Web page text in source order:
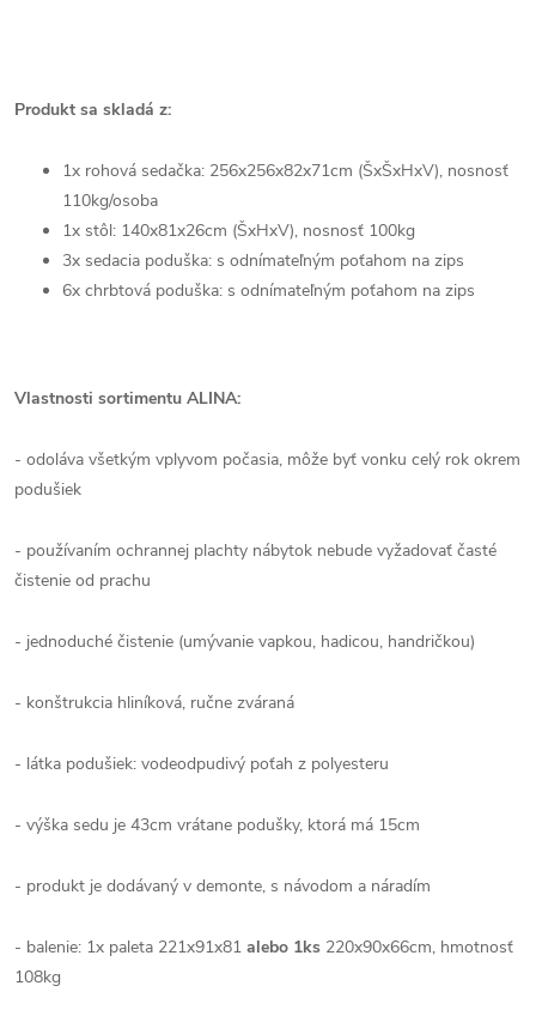
Produkt sa skladá z:
1x rohová sedačka: 256x256x82x71cm (ŠxŠxHxV), nosnosť
110kg/osoba
1x stôl: 140x81x26cm (ŠxHxV), nosnosť 100kg
3x sedacia poduška: s odnímateľným poťahom na zips
6x chrbtová poduška: s odnímateľným poťahom na zips
Vlastnosti sortimentu ALINA:
- odoláva všetkým vplyvom počasia, môže byť vonku celý rok okrem
podušiek
- používaním ochrannej plachty nábytok nebude vyžadovať časté
čistenie od prachu
- jednoduché čistenie (umývanie vapkou, hadicou, handričkou)
- konštrukcia hliníková, ručne zváraná
- látka podušiek: vodeodpudivý poťah z polyesteru
- výška sedu je 43cm vrátane podušky, ktorá má 15cm
- produkt je dodávaný v demonte, s návodom a náradím
- balenie: 1x paleta 221x91x81 alebo 1ks 220x90x66cm, hmotnosť
108kg